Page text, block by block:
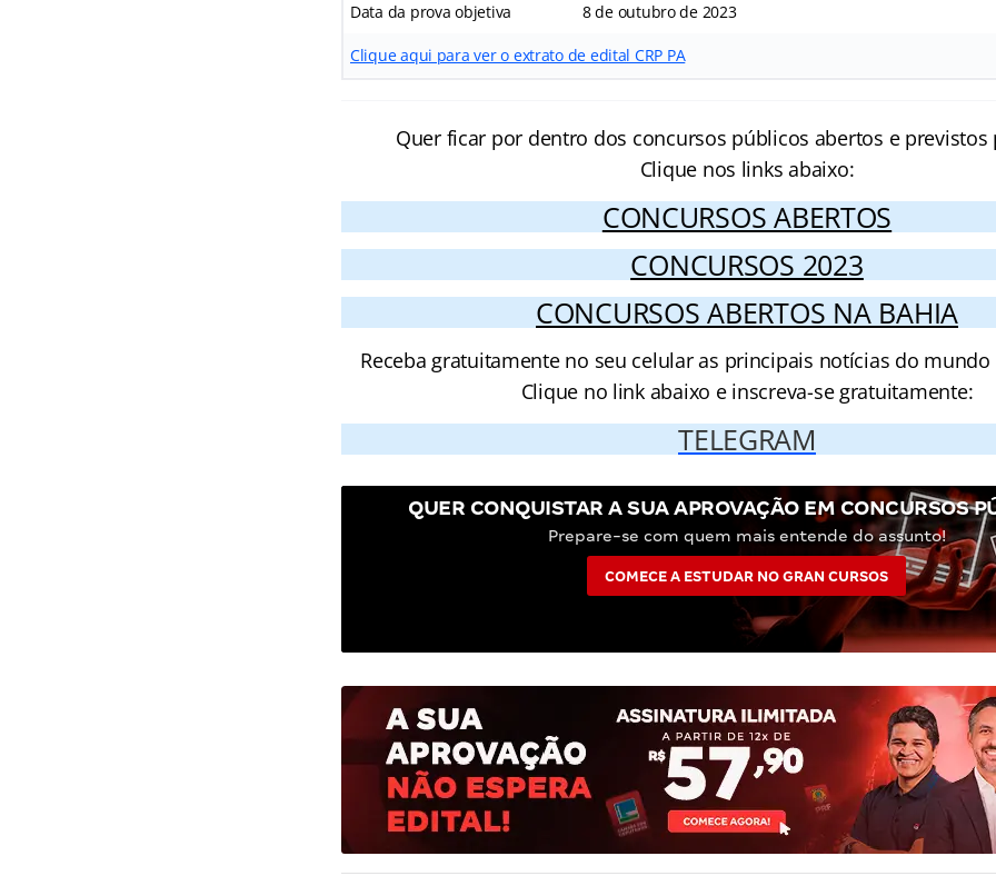
Data da prova objetiva 8 de outubro de 2023
Clique aqui para ver o extrato de edital CRP PA
Quer ficar por dentro dos concursos públicos abertos e previstos
Clique nos links abaixo:
CONCURSOS ABERTOS
CONCURSOS 2023
CONCURSOS ABERTOS NA BAHIA
Receba gratuitamente no seu celular as principais notícias do
Clique no link abaixo e inscreva-se gratuitamente:
TELEGRAM
QUER CONQUISTAR A SUA APROVAÇÃO EM CONCURSOS
Prepare-se com quem mais entende do assunto!
COMECE A ESTUDAR NO GRAN CURSOS